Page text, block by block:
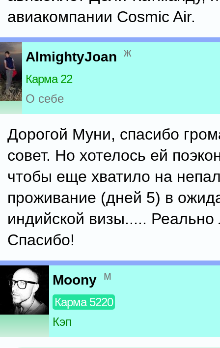
авиакомпании Cosmic Air.
AlmightyJoan ж
Карма 22
О себе
Дорогой Муни, спасибо
совет. Но хотелось ей
чтобы еще хватило на
проживание (дней 5) в
индийской визы..... Реально
Спасибо!
Moony м
Карма 5220
Кэп